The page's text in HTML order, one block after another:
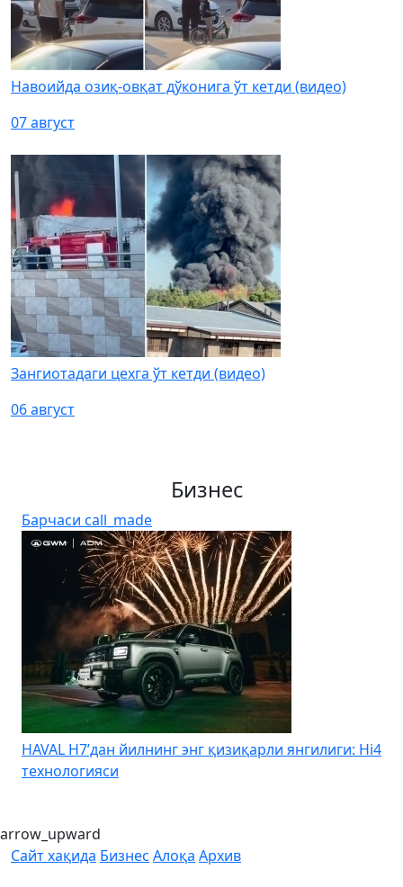
Навоийда озиқ-овқат дўконига ўт кетди (видео)
07 август
Зангиотадаги цехга ўт кетди (видео)
06 август
Бизнес
Барчаси call_made
Kia Uzbekistan – Kia Sonet учун йиллик 0% дан
бошланадиган муддатли тўловни эълон қилди
arrow_upward
Сайт хақида Бизнес Алоқа Архив